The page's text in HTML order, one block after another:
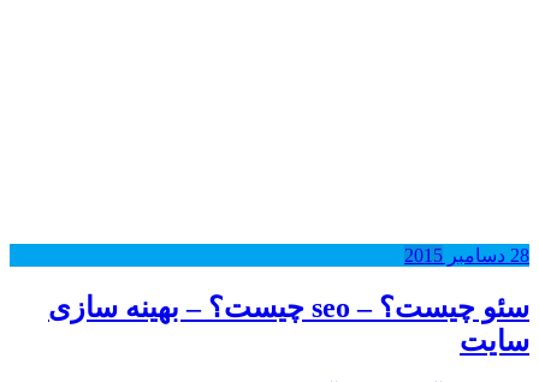
28 دسامبر 2015
سئو چیست؟ – seo چیست؟ – بهینه سازی
سایت